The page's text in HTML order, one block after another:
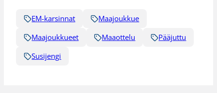
EM-karsinnat
Maajoukkue
Maajoukkueet
Maaottelu
Pääjuttu
Susijengi